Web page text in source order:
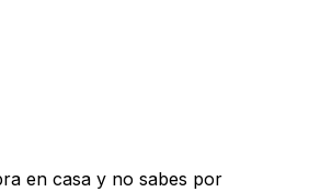
en casa y no sabes por